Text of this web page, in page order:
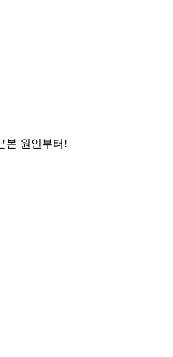
본 원인부터!